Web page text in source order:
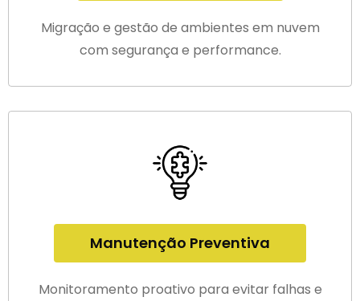
Migração e gestão de ambientes em nuvem
com segurança e performance.
Manutenção Preventiva
Monitoramento proativo para evitar falhas e